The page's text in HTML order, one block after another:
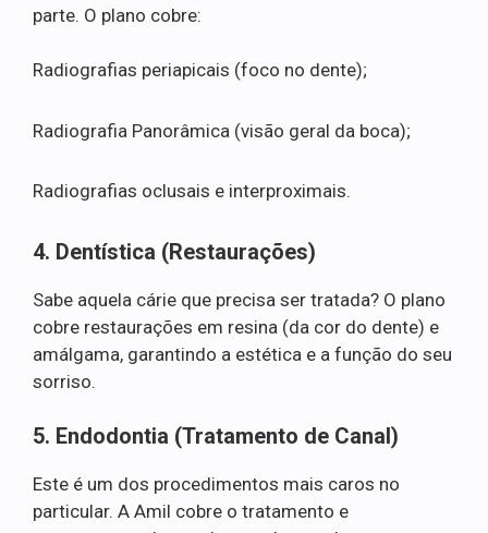
parte. O plano cobre:
Radiografias periapicais (foco no dente);
Radiografia Panorâmica (visão geral da boca);
Radiografias oclusais e interproximais.
4. Dentística (Restaurações)
Sabe aquela cárie que precisa ser tratada? O plano
cobre restaurações em resina (da cor do dente) e
amálgama, garantindo a estética e a função do seu
sorriso.
5. Endodontia (Tratamento de Canal)
Este é um dos procedimentos mais caros no
particular. A Amil cobre o tratamento e